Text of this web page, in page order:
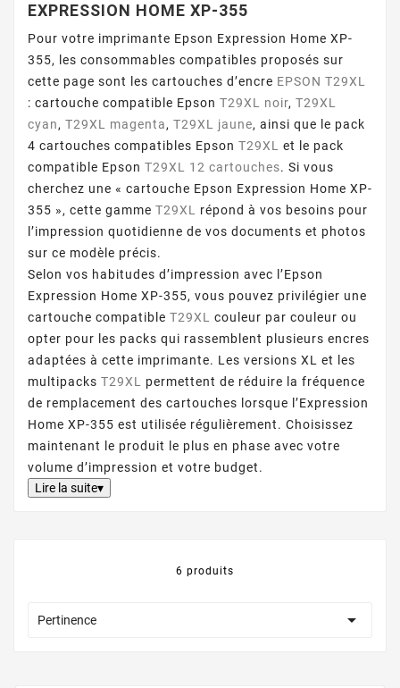
EXPRESSION HOME XP-355
Pour votre imprimante Epson Expression Home XP-
355, les consommables compatibles proposés sur
cette page sont les cartouches d’encre EPSON T29XL
: cartouche compatible Epson T29XL noir, T29XL
cyan, T29XL magenta, T29XL jaune, ainsi que le pack
4 cartouches compatibles Epson T29XL
et le pack
compatible Epson T29XL 12 cartouches. Si vous
cherchez une « cartouche Epson Expression Home XP-
355 », cette gamme T29XL
répond à vos besoins pour
l’impression quotidienne de vos documents et photos
sur ce modèle précis.
Selon vos habitudes d’impression avec l’Epson
Expression Home XP-355, vous pouvez privilégier une
cartouche compatible T29XL
couleur par couleur ou
opter pour les packs qui rassemblent plusieurs encres
adaptées à cette imprimante. Les versions XL et les
multipacks T29XL
permettent de réduire la fréquence
de remplacement des cartouches lorsque l’Expression
Home XP-355 est utilisée régulièrement. Choisissez
maintenant le produit le plus en phase avec votre
volume d’impression et votre budget.
Lire la suite▾
6 produits
Pertinence 